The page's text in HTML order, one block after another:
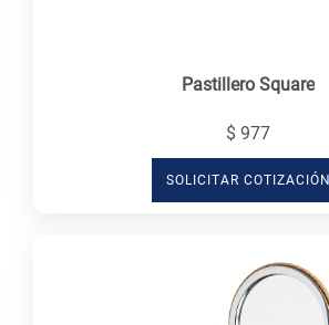
Pastillero Square
$ 977
SOLICITAR COTIZACIÓN